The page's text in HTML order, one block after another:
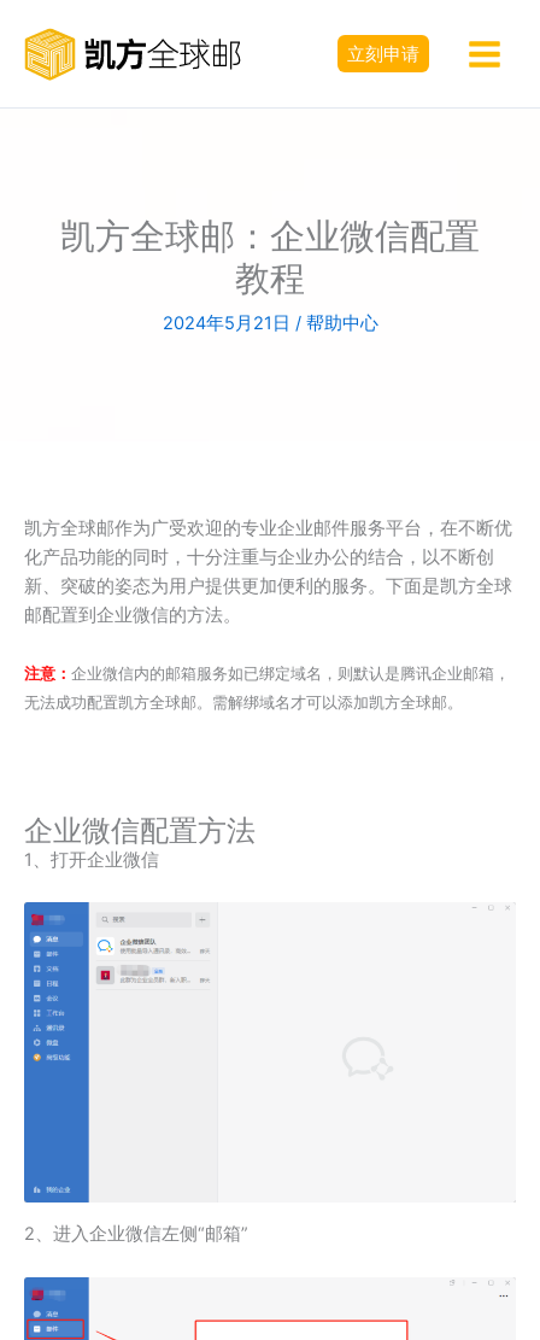
立刻申请
凯方全球邮：企业微信配置
教程
2024年5月21日 / 帮助中心
凯方全球邮作为广受欢迎的专业企业邮件服务平台，在不断优
化产品功能的同时，十分注重与企业办公的结合，以不断创
新、突破的姿态为用户提供更加便利的服务。下面是凯方全球
邮配置到企业微信的方法。
注意： 企业微信内的邮箱服务如已绑定域名，则默认是腾讯企业邮箱，
无法成功配置凯方全球邮。需解绑域名才可以添加凯方全球邮。
企业微信配置方法
1、打开企业微信
2、进入企业微信左侧“邮箱”